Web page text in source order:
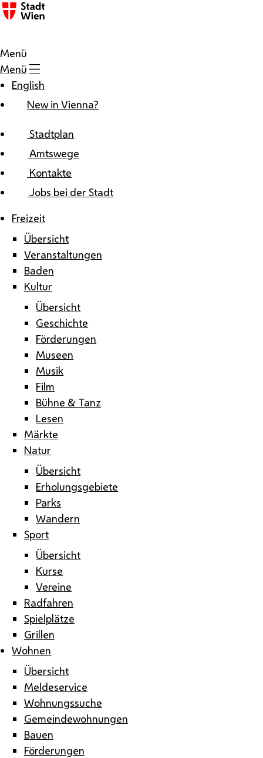
Zum Inhalt
Menü
Menü
English
New in Vienna?
Stadtplan
Amtswege
Kontakte
Jobs bei der Stadt
Freizeit
Übersicht
Veranstaltungen
Baden
Kultur
Übersicht
Geschichte
Förderungen
Museen
Musik
Film
Bühne & Tanz
Lesen
Märkte
Natur
Übersicht
Erholungsgebiete
Parks
Wandern
Sport
Übersicht
Kurse
Vereine
Radfahren
Spielplätze
Grillen
Wohnen
Übersicht
Meldeservice
Wohnungssuche
Gemeindewohnungen
Bauen
Förderungen